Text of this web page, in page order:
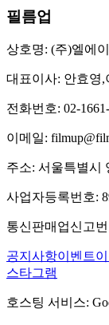
필름업
상호명: (주)엘에
대표이사: 안효영,
전화번호: 02-
이메일:
주소: 서울특별시
사업자등록번호:
통신판매업신고
공지사항이벤트
스타그램
호스팅 서비스: